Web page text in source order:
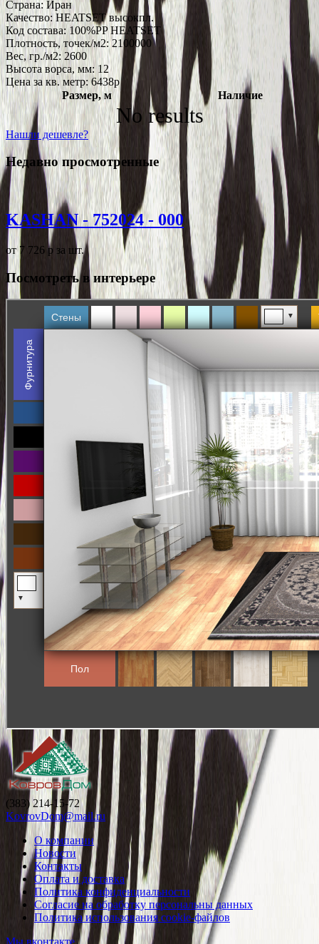
Страна:Иран
Качество:HEATSET высокпл.
Код состава:100%PP HEATSET
Плотность, точек/м2:2100000
Вес, гр./м2:2600
Высота ворса, мм: 12
Цена за кв. метр: 6438p
Размер, м
Наличие
No results
Нашли дешевле?
Недавно просмотренные
KASHAN - 752024 - 000
от 7 726 p за шт.
Посмотреть в интерьере
(383) 214-15-72
KovrovDom@mail.ru
О компании
Новости
Контакты
Оплата и доставка
Политика конфиденциальности
Согласие на обработку персональны данных
Политика использования cookie-файлов